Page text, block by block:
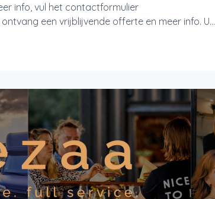
info, vul het contactformulier
een vrijblijvende offerte en meer info. U...